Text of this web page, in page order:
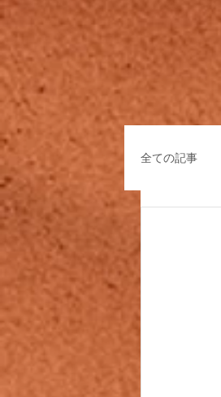
全ての記事